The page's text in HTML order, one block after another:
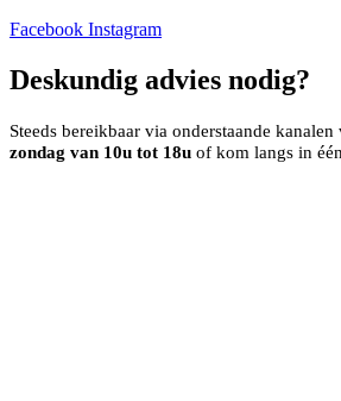
Facebook Instagram
Deskundig advies nodig?
Steeds bereikbaar via onderstaande kanalen
zondag van 10u tot 18u of kom langs in